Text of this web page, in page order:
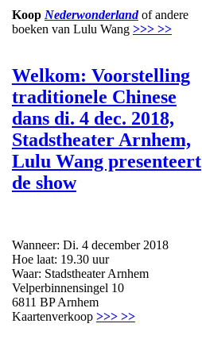
Koop Nederwonderlandof andere
boeken van Lulu Wang >>> >>
Welkom: Voorstelling
traditionele Chinese
dans di. 4 dec. 2018,
Stadstheater Arnhem,
Lulu Wang presenteert
de show
Wanneer: Di. 4 december 2018
Hoe laat: 19.30 uur
Waar: Stadstheater Arnhem
Velperbinnensingel 10
6811 BP Arnhem
Kaartenverkoop >>> >>